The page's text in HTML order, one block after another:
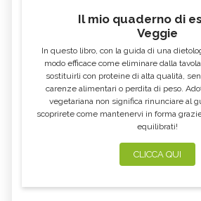
Il mio quaderno di
Veggie
In questo libro, con la guida di una
modo efficace come eliminare dalla
sostituirli con proteine di alta qualità,
carenze alimentari o perdita di peso.
vegetariana non significa rinunciare al
scoprirete come mantenervi in forma
equilibrati!
CLICCA QUI